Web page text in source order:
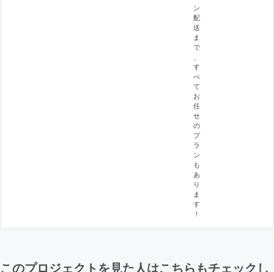
ン
配
送
ま
で
す
べ
て
お
任
せ
の
プ
ラ
ン
も
あ
り
ま
す
！
このプロジェクトを見た人はこちらもチェックし